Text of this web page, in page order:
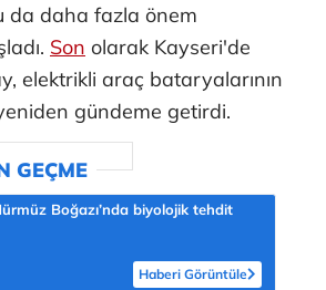
da daha fazla önem
Son olarak Kayseri'de
elektrikli araç bataryalarının
gündeme getirdi.
Boğazı’nda biyolojik tehdit
Haberi Görüntüle